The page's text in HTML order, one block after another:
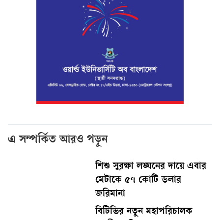
এ সম্পর্কিত আরও পড়ুন
শিশু সুরক্ষা লঙ্ঘনের দায়ে এবার
মেটাকে ৫৭ কোটি ডলার
জরিমানা
বিটিভির নতুন মহাপরিচালক